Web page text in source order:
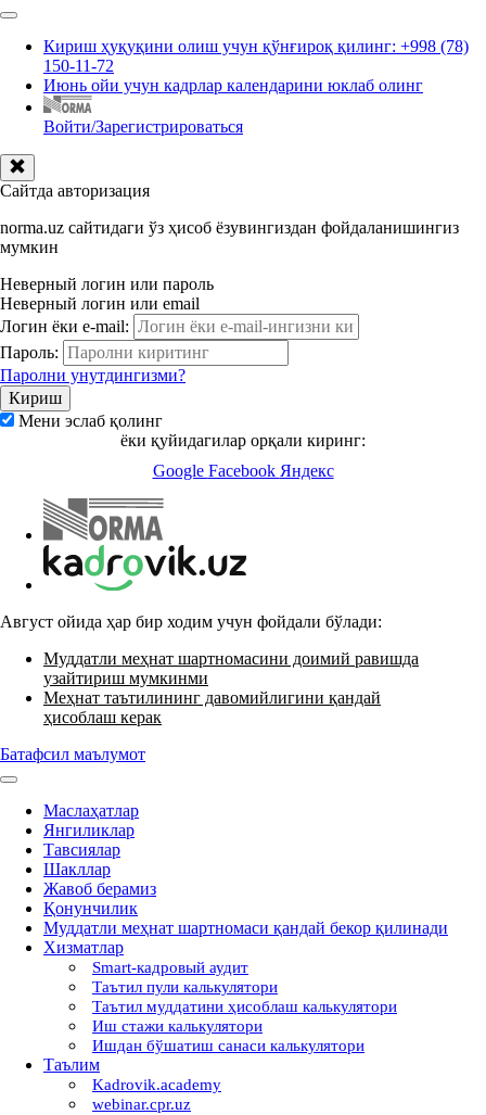
Кириш ҳуқуқини олиш учун қўнғироқ қилинг: +998 (78)
150-11-72
Июнь ойи учун кадрлар календарини юклаб олинг
Войти/Зарегистрироваться
Сайтда авторизация
norma.uz сайтидаги ўз ҳисоб ёзувингиздан фойдаланишингиз
мумкин
Неверный логин или пароль
Неверный логин или email
Логин ёки e-mail:
Пароль:
Паролни унутдингизми?
Мени эслаб қолинг
ёки қуйидагилар орқали киринг:
Google Facebook Яндекс
Август ойида ҳар бир ходим учун фойдали бўлади:
Муддатли меҳнат шартномасини доимий равишда
узайтириш мумкинми
Меҳнат таътилининг давомийлигини қандай
ҳисоблаш керак
Батафсил маълумот
Маслаҳатлар
Янгиликлар
Тавсиялар
Шакллар
Жавоб берамиз
Қонунчилик
Муддатли меҳнат шартномаси қандай бекор қилинади
Хизматлар
Smart-кадровый аудит
Таътил пули калькулятори
Таътил муддатини ҳисоблаш калькулятори
Иш стажи калькулятори
Ишдан бўшатиш санаси калькулятори
Таълим
Kadrovik.academy
webinar.cpr.uz